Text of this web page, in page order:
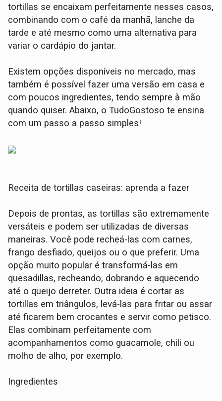
tortillas se encaixam perfeitamente nesses casos,
combinando com o café da manhã, lanche da
tarde e até mesmo como uma alternativa para
variar o cardápio do jantar.
Existem opções disponíveis no mercado, mas
também é possível fazer uma versão em casa e
com poucos ingredientes, tendo sempre à mão
quando quiser. Abaixo, o TudoGostoso te ensina
com um passo a passo simples!
Receita de tortillas caseiras: aprenda a fazer
Depois de prontas, as tortillas são extremamente
versáteis e podem ser utilizadas de diversas
maneiras. Você pode recheá-las com carnes,
frango desfiado, queijos ou o que preferir. Uma
opção muito popular é transformá-las em
quesadillas, recheando, dobrando e aquecendo
até o queijo derreter. Outra ideia é cortar as
tortillas em triângulos, levá-las para fritar ou assar
até ficarem bem crocantes e servir como petisco.
Elas combinam perfeitamente com
acompanhamentos como guacamole, chili ou
molho de alho, por exemplo.
Ingredientes